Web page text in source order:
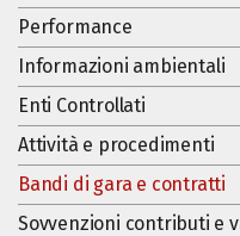
Performance
Informazioni ambientali
Enti Controllati
Attività e procedimenti
Bandi di gara e contratti
Sovvenzioni contributi e